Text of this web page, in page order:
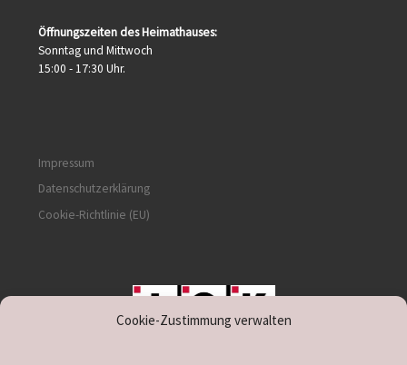
Cookie-Zustimmung verwalten
Öffnungszeiten des Heimathauses:
Sonntag und Mittwoch
15:00 - 17:30 Uhr.
Impressum
Datenschutzerklärung
Cookie-Richtlinie (EU)